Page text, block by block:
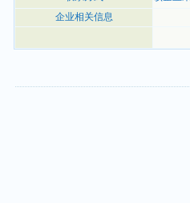
企业相关信息